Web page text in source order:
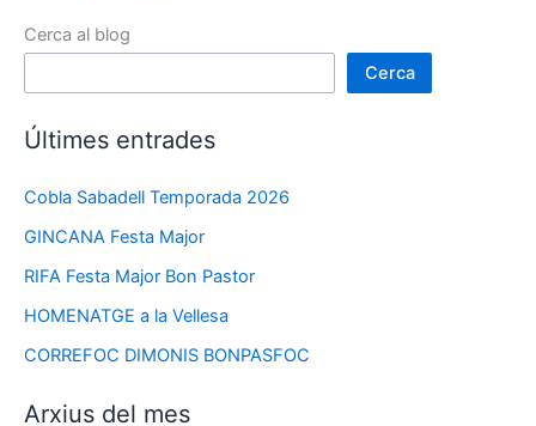
Cerca al blog
Cerca
Últimes entrades
Cobla Sabadell Temporada 2026
GINCANA Festa Major
RIFA Festa Major Bon Pastor
HOMENATGE a la Vellesa
CORREFOC DIMONIS BONPASFOC
Arxius del mes